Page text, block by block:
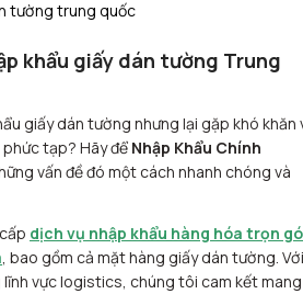
khẩu giấy dán tường Trung
giấy dán tường nhưng lại gặp khó khăn
tạp? Hãy để Nhập Khẩu Chính
vấn đề đó một cách nhanh chóng và
dịch vụ nhập khẩu hàng hóa trọn
, bao gồm cả mặt hàng giấy dán tường. Với
vực logistics, chúng tôi cam kết mang